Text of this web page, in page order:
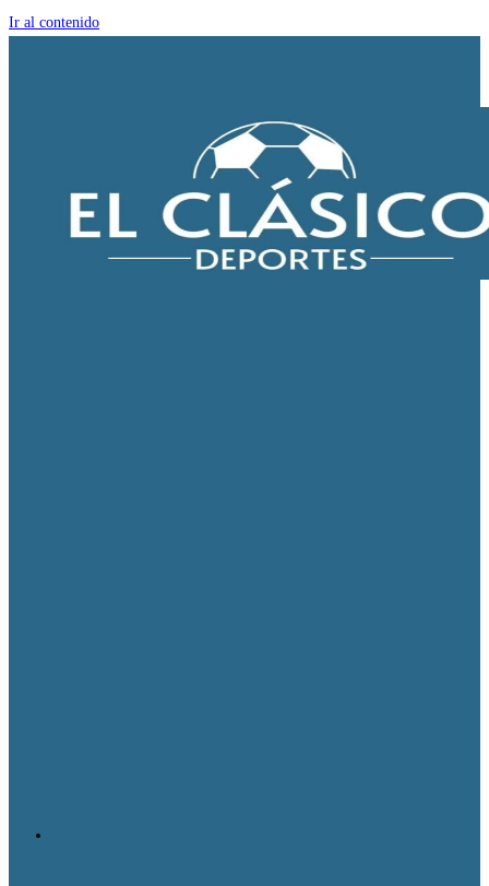
Ir al contenido